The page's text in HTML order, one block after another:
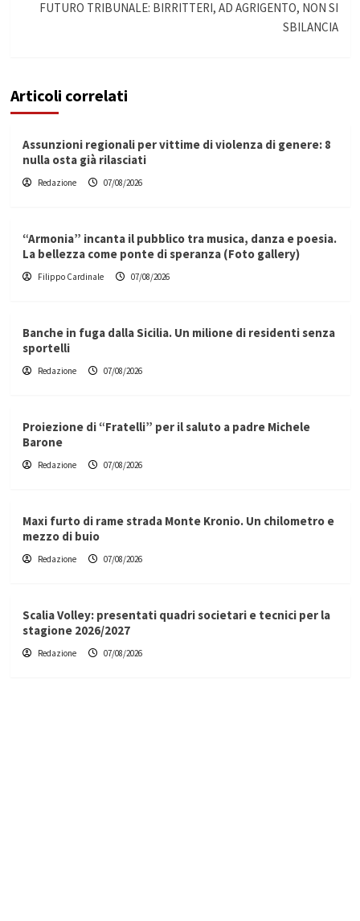
FUTURO TRIBUNALE: BIRRITTERI, AD AGRIGENTO, NON SI
SBILANCIA
Articoli correlati
Assunzioni regionali per vittime di violenza di genere: 8
nulla osta già rilasciati
Redazione 07/08/2026
“Armonia” incanta il pubblico tra musica, danza e poesia.
La bellezza come ponte di speranza (Foto gallery)
Filippo Cardinale 07/08/2026
Banche in fuga dalla Sicilia. Un milione di residenti senza
sportelli
Redazione 07/08/2026
Proiezione di “Fratelli” per il saluto a padre Michele
Barone
Redazione 07/08/2026
Maxi furto di rame strada Monte Kronio. Un chilometro e
mezzo di buio
Redazione 07/08/2026
Scalia Volley: presentati quadri societari e tecnici per la
stagione 2026/2027
Redazione 07/08/2026